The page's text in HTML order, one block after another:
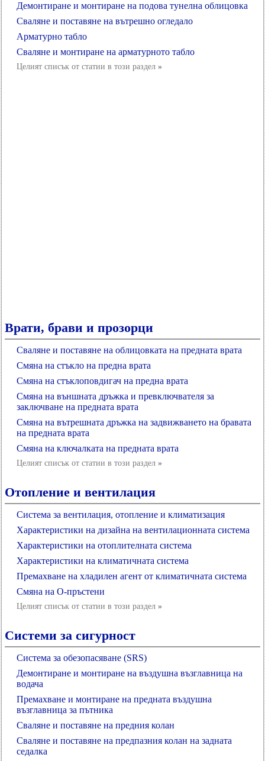
Демонтиране и монтиране на подова тунелна облицовка
Сваляне и поставяне на вътрешно огледало
Арматурно табло
Сваляне и монтиране на арматурното табло
Целият списък от статии в този раздел »
Врати, брави и прозорци
Сваляне и поставяне на облицовката на предната врата
Смяна на стъкло на предна врата
Смяна на стъклоповдигач на предна врата
Смяна на външната дръжка и превключвателя за
заключване на предната врата
Смяна на вътрешната дръжка на задвижването на бравата
на предната врата
Смяна на ключалката на предната врата
Целият списък от статии в този раздел »
Отопление и вентилация
Система за вентилация, отопление и климатизация
Характеристики на дизайна на вентилационната система
Характеристики на отоплителната система
Характеристики на климатичната система
Премахване на хладилен агент от климатичната система
Смяна на О-пръстени
Целият списък от статии в този раздел »
Системи за сигурност
Система за обезопасяване (SRS)
Демонтиране и монтиране на въздушна възглавница на
водача
Премахване и монтиране на предната въздушна
възглавница за пътника
Сваляне и поставяне на предния колан
Сваляне и поставяне на предпазния колан на задната
седалка